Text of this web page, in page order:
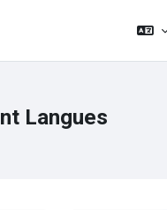
Langues